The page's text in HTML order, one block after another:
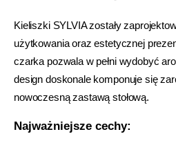
Kieliszki SYLVIA zostały
użytkowania oraz estetycznej
czarka pozwala w pełni wydobyć
design doskonale komponuje się
nowoczesną zastawą stołową.
Najważniejsze cechy: